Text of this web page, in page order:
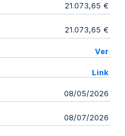
21.073,65 €
21.073,65 €
Ver
Link
08/05/2026
08/07/2026